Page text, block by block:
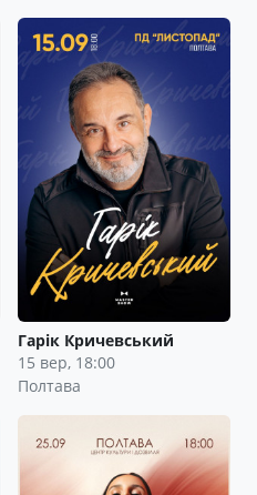
Гарік Кричевський
15 вер, 18:00
Полтава